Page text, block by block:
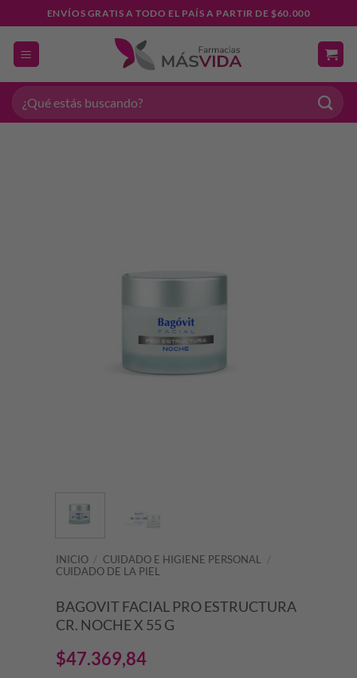
al
contenido
ENVÍOS GRATIS A TODO EL PAÍS A PARTIR DE $60.000
Buscar
por:
INICIO / CUIDADO E HIGIENE PERSONAL
/
CUIDADO DE LA PIEL
BAGOVIT FACIAL PRO ESTRUCTURA
CR. NOCHE X 55 G
$47.369,84